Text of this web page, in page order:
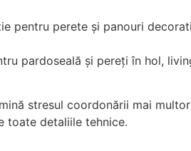
pentru perete și panouri
pardoseală și pereți în hol,
stresul coordonării mai
toate detaliile tehnice.